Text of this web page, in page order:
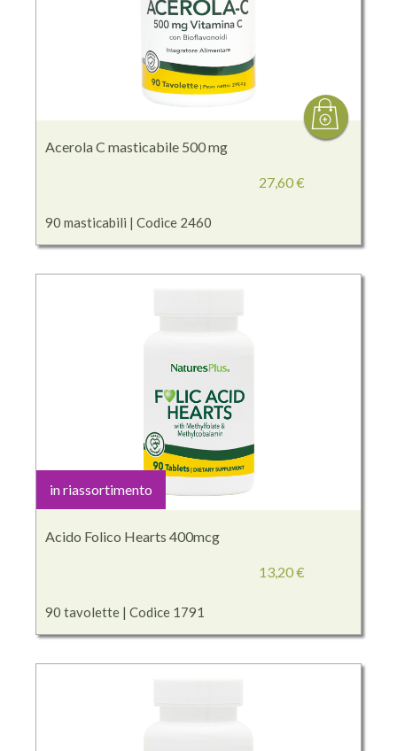
Acerola C masticabile 500 mg
90 masticabili | Codice 2460
27,60 €
in riassortimento
Acido Folico Hearts 400mcg
90 tavolette | Codice 1791
13,20 €